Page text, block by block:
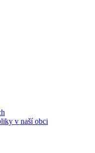
v naší obci